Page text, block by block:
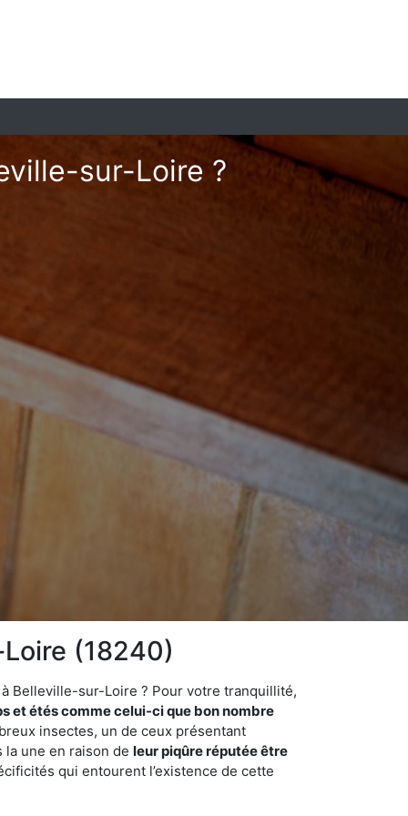
sur-Loire ?
(18240)
Belleville-sur-Loire ? Pour votre tranquillité,
et étés comme celui-ci que bon nombre
insectes, un de ceux présentant
une en raison de leur piqûre réputée être
qui entourent l’existence de cette